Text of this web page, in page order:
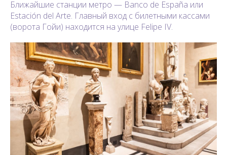
Ближайшие станции метро — Banco de España или
Estación del Arte. Главный вход с билетными кассами
(ворота Гойи) находится на улице Felipe IV.